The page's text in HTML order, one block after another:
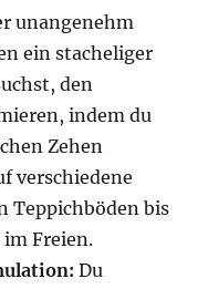
unangenehm
ein stacheliger
den
indem du
Zehen
verschiedene
Teppichböden bis
Freien.
Du